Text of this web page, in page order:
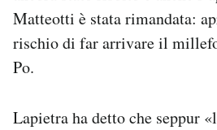
Matteotti è stata rimandata:
rischio di far arrivare il
Po.
Lapietra ha detto che seppur